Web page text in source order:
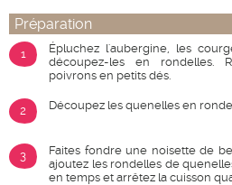
Préparation
1
Épluchez l'aubergine, les
découpez-les en rondelles.
poivrons en petits dés.
2 Découpez les quenelles en
3
Faites fondre une noisette de
ajoutez les rondelles de
en temps et arrêtez la cuisson